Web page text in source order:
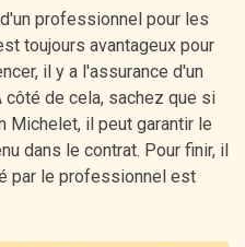
professionnel pour les
toujours avantageux pour
il y a l'assurance d'un
de cela, sachez que si
Michelet, il peut garantir le
dans le contrat. Pour finir, il
par le professionnel est